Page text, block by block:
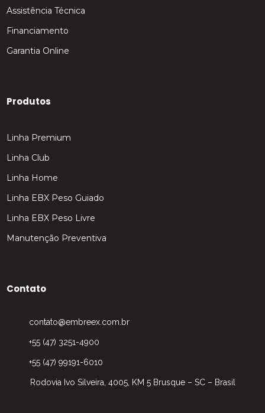
Assistência Técnica
Financiamento
Garantia Online
Produtos
Linha Premium
Linha Club
Linha Home
Linha EBX Peso Guiado
Linha EBX Peso Livre
Manutenção Preventiva
Contato
contato@embreex.com.br
+55 (47) 3251-4900
+55 (47) 99191-6010
Rodovia Ivo Silveira, 4005, KM 5 Brusque – SC – Brasil